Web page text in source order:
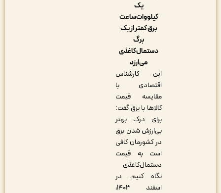
کیلووات‌ساعت
برق کمتر از یک
دستمال‌کاغذی
این کارشناس
اقتصادی با
مقایسه قیمت
کالاها با برق گفت:
برای درک بهتر
بی‌ارزش شدن برق
در کشورمان کافی
است به قیمت
دستمال‌کاغذی
نگاه کنیم. در